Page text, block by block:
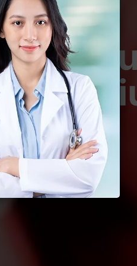
Seksual